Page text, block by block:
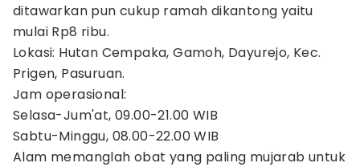
ditawarkan pun cukup ramah dikantong yaitu
mulai Rp8 ribu.
Lokasi: Hutan Cempaka, Gamoh, Dayurejo, Kec.
Prigen, Pasuruan.
Jam operasional:
Selasa-Jum'at, 09.00-21.00 WIB
Sabtu-Minggu, 08.00-22.00 WIB
Alam memanglah obat yang paling mujarab untuk